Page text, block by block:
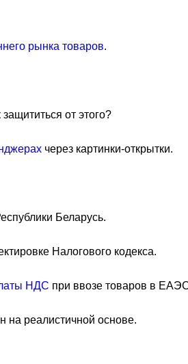
рынка товаров.
защититься от этого?
через картинки-открытки.
Беларусь.
Налогового кодекса.
НДС при ввозе товаров в
на реалистичной основе.